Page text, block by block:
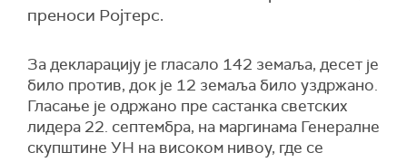
преноси Ројтерс.
За декларацију је гласало 142 земаља, десет је
било против, док је 12 земаља било уздржано.
Гласање је одржано пре састанка светских
лидера 22. септембра, на маргинама Генералне
скупштине УН на високом нивоу, где се